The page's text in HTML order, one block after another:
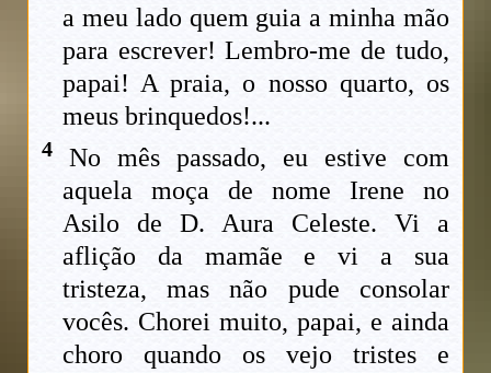
a meu lado quem guia a minha mão
para escrever! Lembro-me de tudo,
papai! A praia, o nosso quarto, os
meus brinquedos!...
4 No mês passado, eu estive com
aquela moça de nome Irene no
Asilo de D. Aura Celeste. Vi a
aflição da mamãe e vi a sua
tristeza, mas não pude consolar
vocês. Chorei muito, papai, e ainda
choro quando os vejo tristes e